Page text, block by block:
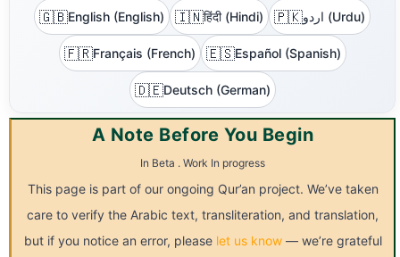
🇬🇧English (English) 🇮🇳हिंदी (Hindi) 🇵🇰 اردو (Urdu)
🇫🇷Français (French) 🇪🇸Español (Spanish)
🇩🇪Deutsch (German)
A Note Before You Begin
In Beta . Work In progress
This page is part of our ongoing Qur’an project. We’ve taken
care to verify the Arabic text, transliteration, and translation,
but if you notice an error, please let us know— we’re grateful